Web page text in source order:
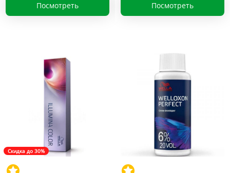
Посмотреть Посмотреть
Скидка до 30%